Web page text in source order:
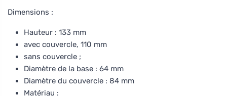
Dimensions :
Hauteur : 133 mm
avec couvercle, 110 mm
sans couvercle ;
Diamètre de la base : 64 mm
Diamètre du couvercle : 84 mm
Matériau :